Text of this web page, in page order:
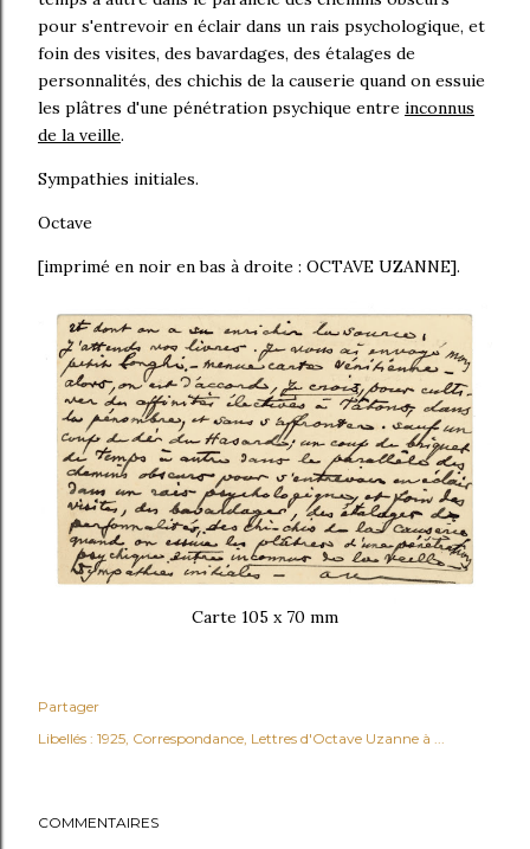
pour s'entrevoir en éclair dans un rais psychologique, et
foin des visites, des bavardages, des étalages de
personnalités, des chichis de la causerie quand on essuie
les plâtres d'une pénétration psychique entre inconnus
de la veille.
Sympathies initiales.
Octave
[imprimé en noir en bas à droite : OCTAVE UZANNE].
Carte 105 x 70 mm
Partager
Libellés : 1925 Correspondance Lettres d'Octave Uzanne à ...
COMMENTAIRES